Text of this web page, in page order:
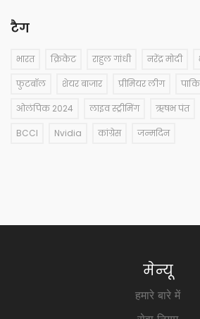
टैग
भारत क्रिकेट राहुल गांधी नरेंद्र मोदी
फुटबॉल शेयर बाजार प्रीमियर लीग
ओलंपिक 2024 लाइव स्ट्रीमिंग ऋषभ पंत
BCCI Nvidia कांग्रेस जन्मदिन
मेन्यू
हमारे बारे में